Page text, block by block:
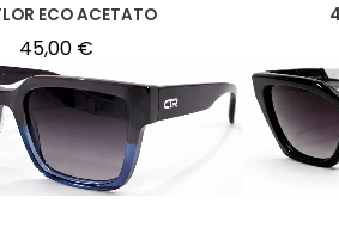
ECO ACETATO
45,00 €